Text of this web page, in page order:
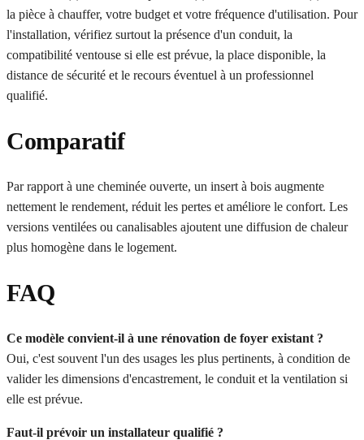
la pièce à chauffer, votre budget et votre fréquence d'utilisation. Pour
l'installation, vérifiez surtout la présence d'un conduit, la
compatibilité ventouse si elle est prévue, la place disponible, la
distance de sécurité et le recours éventuel à un professionnel
qualifié.
Comparatif
Par rapport à une cheminée ouverte, un insert à bois augmente
nettement le rendement, réduit les pertes et améliore le confort. Les
versions ventilées ou canalisables ajoutent une diffusion de chaleur
plus homogène dans le logement.
FAQ
Ce modèle convient-il à une rénovation de foyer existant ?
Oui, c'est souvent l'un des usages les plus pertinents, à condition de
valider les dimensions d'encastrement, le conduit et la ventilation si
elle est prévue.
Faut-il prévoir un installateur qualifié ?